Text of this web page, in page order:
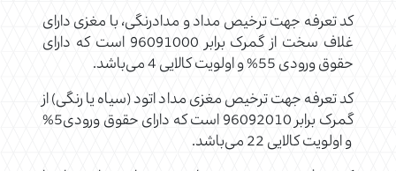
کد تعرفه جهت ترخیص مداد و مدادرنگی، با مغزی دارای
غلاف سخت از گمرک برابر 96091000 است که دارای
حقوق ورودی 55% و اولویت کالایی 4 می‌باشد.
کد تعرفه جهت ترخیص مغزی مداد اتود (سیاه یا رنگی) از
گمرک برابر 96092010 است که دارای حقوق ورودی5%
و اولویت کالایی 22 می‌باشد.